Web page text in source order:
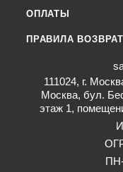
ОПЛАТЫ
ПРАВИЛА
111024, г.
Москва, бул.
этаж 1,